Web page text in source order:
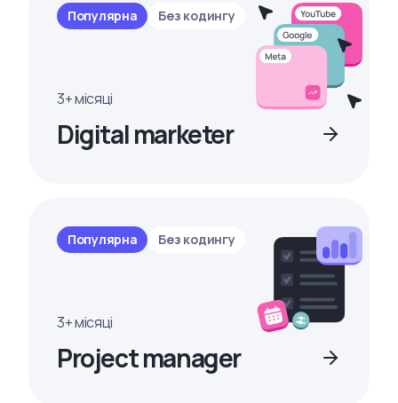
Популярна Без кодингу
3+ місяці
Digital marketer
Популярна Без кодингу
3+ місяці
Project manager